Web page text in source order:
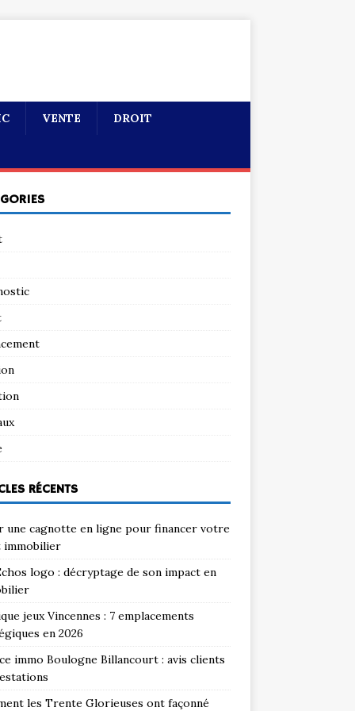
VENTE DROIT
RÉCENTS
une cagnotte en ligne pour financer votre
immobilier
logo : décryptage de son impact en
jeux Vincennes : 7 emplacements
en 2026
immo Boulogne Billancourt : avis clients
les Trente Glorieuses ont façonné